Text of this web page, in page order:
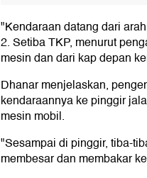
"Kendaraan datang dari
2. Setiba TKP, menurut
mesin dan dari kap depan
Dhanar menjelaskan,
kendaraannya ke pinggir
mesin mobil.
"Sesampai di pinggir, tiba-
membesar dan membakar